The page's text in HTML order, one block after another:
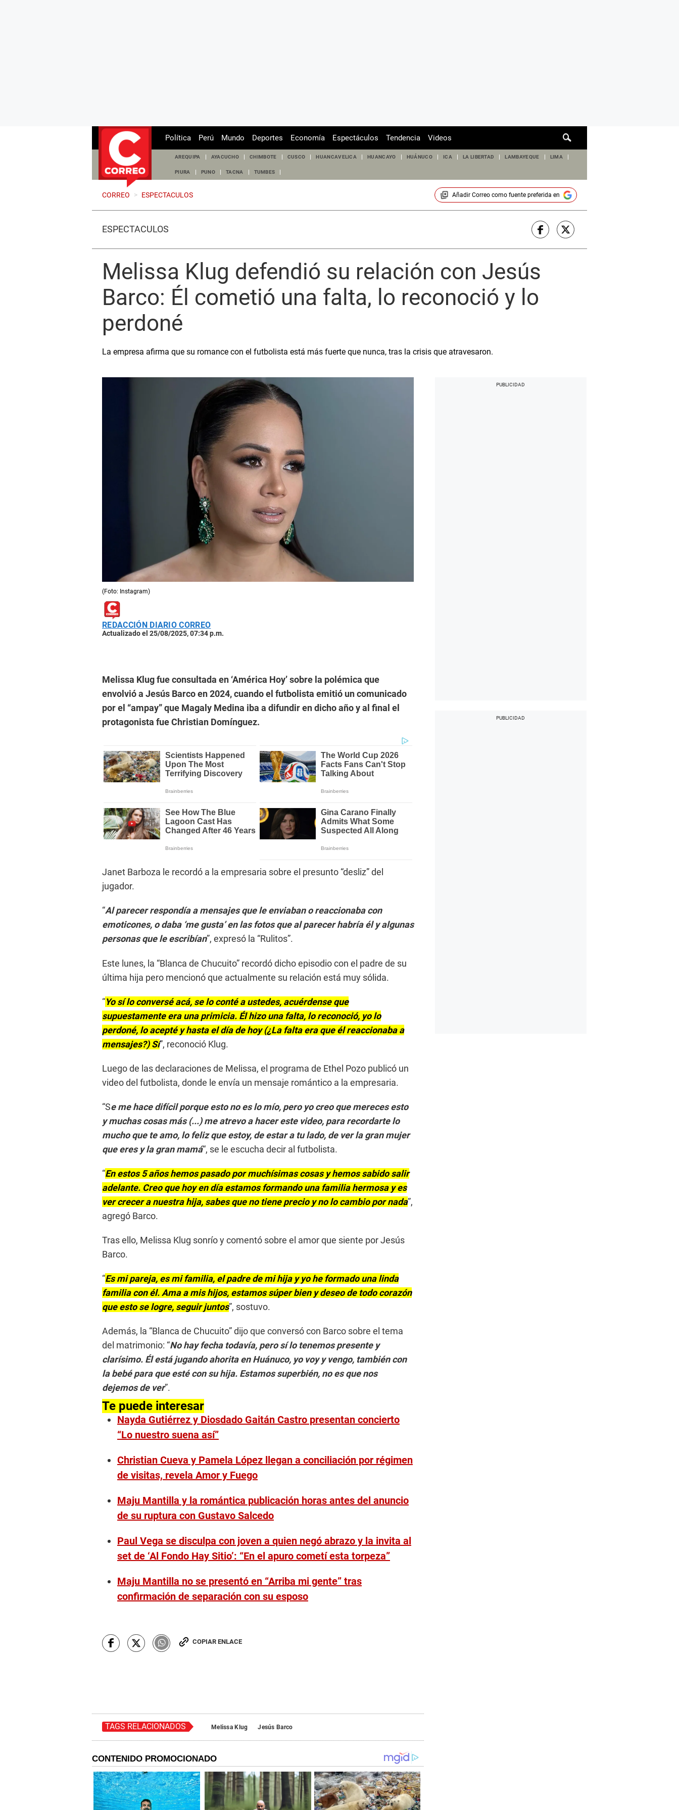
de
Política Perú Mundo Deportes Economía Espectáculos Tendencia Videos
AREQUIPA AYACUCHO CHIMBOTE CUSCO HUANCAVELICA HUANCAYO HUÁNUCO ICA LA LIBERTAD LAMBAYEQUE LIMA
PIURA PUNO TACNA TUMBES
CORREO > ESPECTACULOS Añadir Correocomo fuente preferida en
ESPECTÁCULOS
Melissa Klug defendió su relación con Jesús
Barco: Él cometió una falta, lo reconoció y lo
perdoné
La empresa afirma que su romance con el futbolista está más fuerte que nunca, tras la crisis que atravesaron.
(Foto: Instagram)
REDACCIÓN DIARIO CORREO
Actualizado el 25/08/2025, 07:34 p.m.
Melissa Klug fue consultada en ‘América Hoy’ sobre la polémica que
envolvió a Jesús Barco en 2024, cuando el futbolista emitió un comunicado
por el “ampay” que Magaly Medina iba a difundir en dicho año y al final el
protagonista fue Christian Domínguez.
Janet Barboza le recordó a la empresaria sobre el presunto “desliz” del
jugador.
“Al parecer respondía a mensajes que le enviaban o reaccionaba con
emoticones, o daba ‘me gusta’ en las fotos que al parecer habría él y algunas
personas que le escribían”, expresó la “Rulitos”.
Este lunes, la “Blanca de Chucuito” recordó dicho episodio con el padre de su
última hija pero mencionó que actualmente su relación está muy sólida.
“Yo sí lo conversé acá, se lo conté a ustedes, acuérdense que
supuestamente era una primicia. Él hizo una falta, lo reconoció, yo lo
perdoné, lo acepté y hasta el día de hoy (¿La falta era que él reaccionaba a
mensajes?) Sí”, reconoció Klug.
Luego de las declaraciones de Melissa, el programa de Ethel Pozo publicó un
video del futbolista, donde le envía un mensaje romántico a la empresaria.
“Se me hace difícil porque esto no es lo mío, pero yo creo que mereces esto
y muchas cosas más (...) me atrevo a hacer este video, para recordarte lo
mucho que te amo, lo feliz que estoy, de estar a tu lado, de ver la gran mujer
que eres y la gran mamá“, se le escucha decir al futbolista.
“En estos 5 años hemos pasado por muchísimas cosas y hemos sabido salir
adelante. Creo que hoy en día estamos formando una familia hermosa y es
ver crecer a nuestra hija, sabes que no tiene precio y no lo cambio por nada”,
agregó Barco.
Tras ello, Melissa Klug sonrío y comentó sobre el amor que siente por Jesús
Barco.
“Es mi pareja, es mi familia, el padre de mi hija y yo he formado una linda
familia con él. Ama a mis hijos, estamos súper bien y deseo de todo corazón
que esto se logre, seguir juntos”, sostuvo.
Además, la “Blanca de Chucuito” dijo que conversó con Barco sobre el tema
del matrimonio: “No hay fecha todavía, pero sí lo tenemos presente y
clarísimo. Él está jugando ahorita en Huánuco, yo voy y vengo, también con
la bebé para que esté con su hija. Estamos superbién, no es que nos
dejemos de ver”.
Te puede interesar
Nayda Gutiérrez y Diosdado Gaitán Castro presentan concierto
“Lo nuestro suena así”
Christian Cueva y Pamela López llegan a conciliación por régimen
de visitas, revela Amor y Fuego
Maju Mantilla y la romántica publicación horas antes del anuncio
de su ruptura con Gustavo Salcedo
Paul Vega se disculpa con joven a quien negó abrazo y la invita al
set de ‘Al Fondo Hay Sitio’: “En el apuro cometí esta torpeza”
Maju Mantilla no se presentó en “Arriba mi gente” tras
confirmación de separación con su esposo
COPIAR ENLACE
TAGS RELACIONADOS Melissa Klug Jesús Barco